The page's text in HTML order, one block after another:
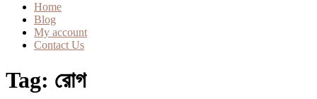
Home
Blog
My account
Contact Us
Tag: রোগ